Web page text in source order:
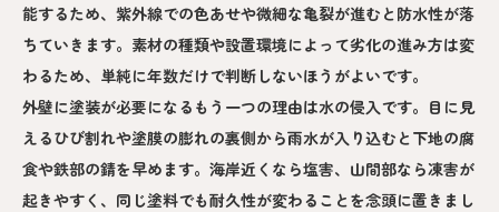
能するため、紫外線での色あせや微細な亀裂が進むと防水性が落
ちていきます。素材の種類や設置環境によって劣化の進み方は変
わるため、単純に年数だけで判断しないほうがよいです。
外壁に塗装が必要になるもう一つの理由は水の侵入です。目に見
えるひび割れや塗膜の膨れの裏側から雨水が入り込むと下地の腐
食や鉄部の錆を早めます。海岸近くなら塩害、山間部なら凍害が
起きやすく、同じ塗料でも耐久性が変わることを念頭に置きまし